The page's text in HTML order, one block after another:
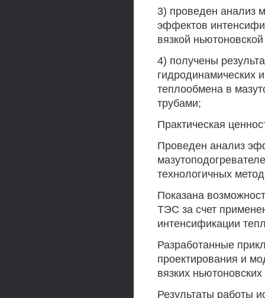
3) проведен анализ
эффектов
вязкой
4) получены
гидродинамических
теплообмена в
трубами;
Практическая
Проведен анализ
технологичных
Показана
ТЭС за счет
интенсификации
Разработанные
проектирования и
вязких
Результаты работы